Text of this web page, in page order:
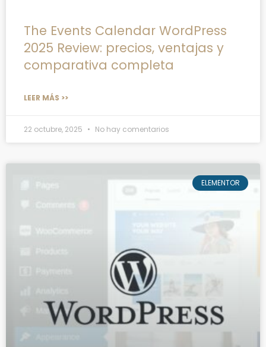
The Events Calendar WordPress
2025 Review: precios, ventajas y
comparativa completa
LEER MÁS >>
22 octubre, 2025 No hay comentarios
ELEMENTOR